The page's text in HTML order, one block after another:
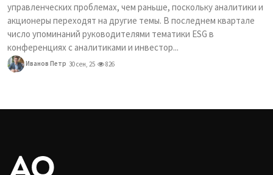
управленческих проблемах, чем раньше, поскольку аналитики и
акционеры переходят на другие темы. В последнем квартале
число упоминаний руководителями тематики ESG в
конференциях с аналитиками и инвестор...
Иванов Петр 30 сен, 25 826